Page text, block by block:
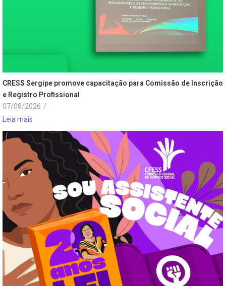
CRESS Sergipe promove capacitação para Comissão de Inscrição
e Registro Profissional
07/08/2026 /
Leia mais